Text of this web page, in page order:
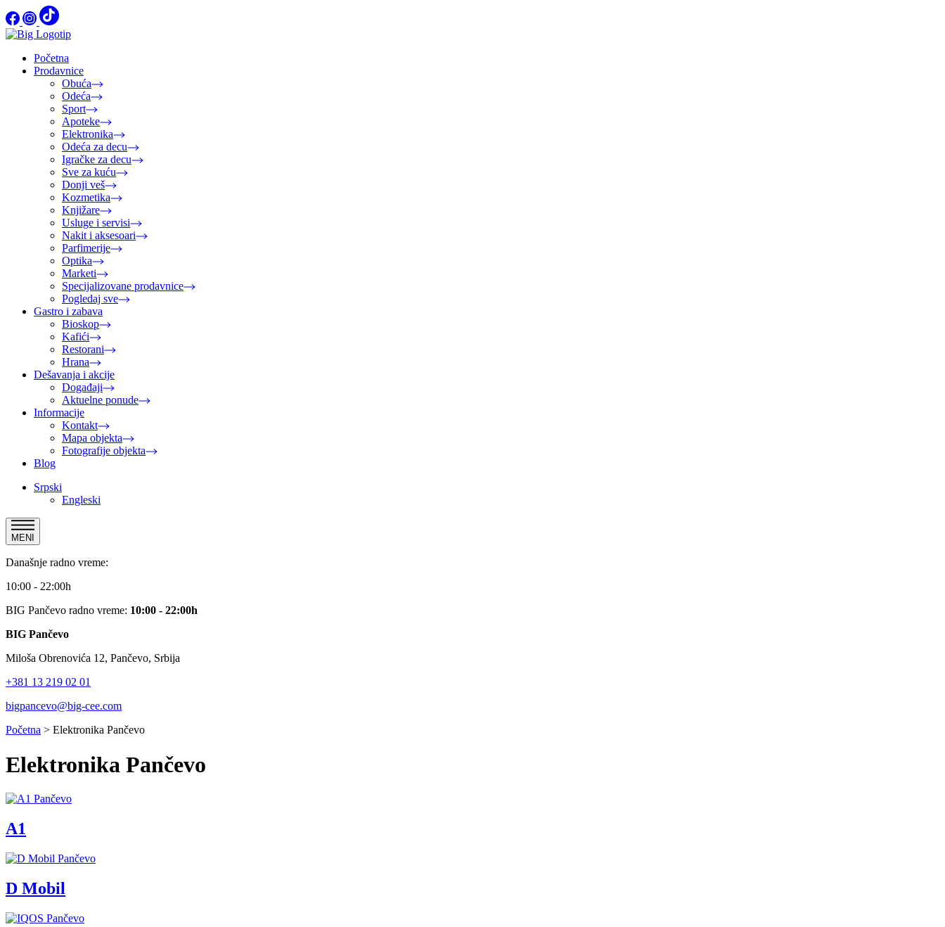
Početna
Prodavnice
Obuća
Odeća
Sport
Apoteke
Elektronika
Odeća za decu
Igračke za decu
Sve za kuću
Donji veš
Kozmetika
Knjižare
Usluge i servisi
Nakit i aksesoari
Parfimerije
Optika
Marketi
Specijalizovane prodavnice
Pogledaj sve
Gastro i zabava
Bioskop
Kafići
Restorani
Hrana
Dešavanja i akcije
Događaji
Aktuelne ponude
Informacije
Kontakt
Mapa objekta
Fotografije objekta
Blog
Srpski
Engleski
MENI
Današnje radno vreme:
10:00 - 22:00h
BIG Pančevo radno vreme: 10:00 - 22:00h
BIG Pančevo
Miloša Obrenovića 12, Pančevo, Srbija
+381 13 219 02 01
bigpancevo@big-cee.com
Početna > Elektronika Pančevo
Elektronika Pančevo
A1
D Mobil